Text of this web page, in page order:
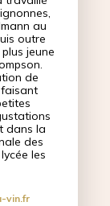
au
outre
jeune
de
dans la
des
les
vin.fr